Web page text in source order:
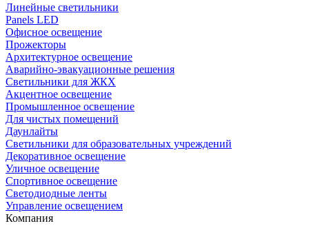
Линейные светильники
Panels LED
Офисное освещение
Прожекторы
Архитектурное освещение
Аварийно-эвакуационные решения
Светильники для ЖКХ
Акцентное освещение
Промышленное освещение
Для чистых помещений
Даунлайты
Светильники для образовательных учреждений
Декоративное освещение
Уличное освещение
Спортивное освещение
Светодиодные ленты
Управление освещением
Компания